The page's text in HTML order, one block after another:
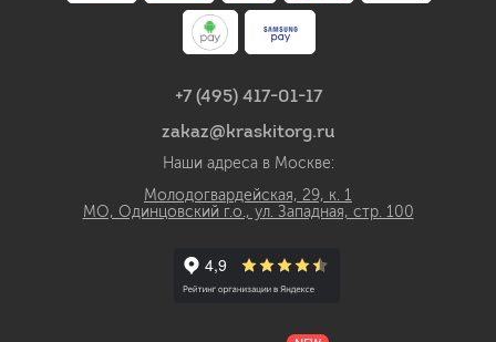
+7 (495) 417-01-17
zakaz@kraskitorg.ru
Наши адреса в Москве:
Молодогвардейская, 29, к. 1
МО, Одинцовский г.о., ул. Западная, стр. 100